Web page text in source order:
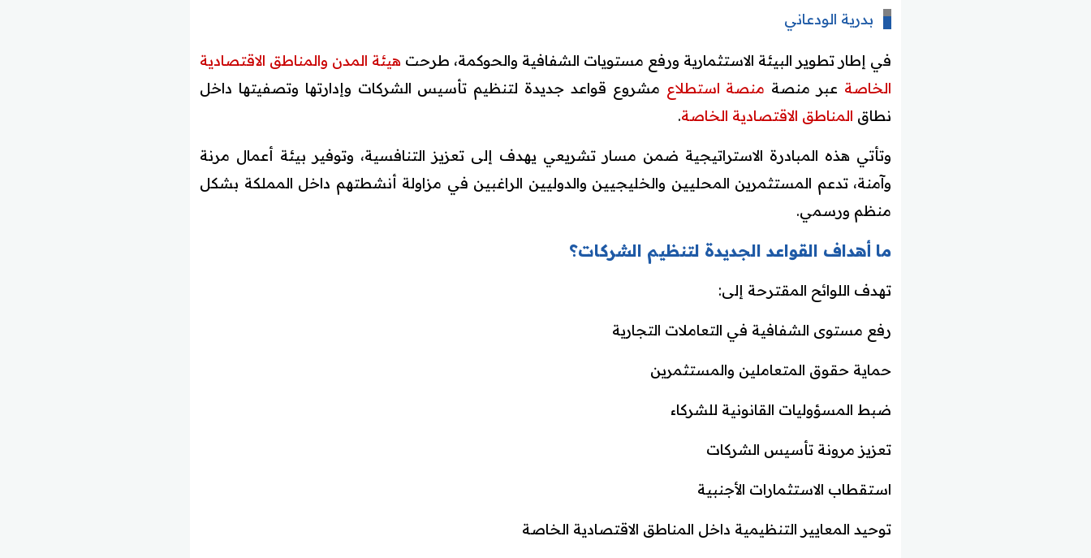
بدرية الودعاني
في إطار تطوير البيئة الاستثمارية ورفع مستويات الشفافية والحوكمة، طرحت هيئة المدن والمناطق الاقتصادية
الخاصة عبر منصة منصة استطلاع مشروع قواعد جديدة لتنظيم تأسيس الشركات وإدارتها وتصفيتها داخل
نطاق المناطق الاقتصادية الخاصة.
وتأتي هذه المبادرة الاستراتيجية ضمن مسار تشريعي يهدف إلى تعزيز التنافسية، وتوفير بيئة أعمال مرنة
وآمنة، تدعم المستثمرين المحليين والخليجيين والدوليين الراغبين في مزاولة أنشطتهم داخل المملكة بشكل
منظم ورسمي.
ما أهداف القواعد الجديدة لتنظيم الشركات؟
تهدف اللوائح المقترحة إلى:
رفع مستوى الشفافية في التعاملات التجارية
حماية حقوق المتعاملين والمستثمرين
ضبط المسؤوليات القانونية للشركاء
تعزيز مرونة تأسيس الشركات
استقطاب الاستثمارات الأجنبية
توحيد المعايير التنظيمية داخل المناطق الاقتصادية الخاصة